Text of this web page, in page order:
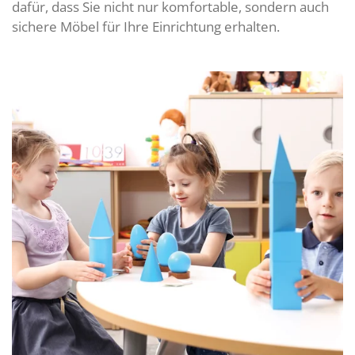
dafür, dass Sie nicht nur komfortable, sondern auch
sichere Möbel für Ihre Einrichtung erhalten.